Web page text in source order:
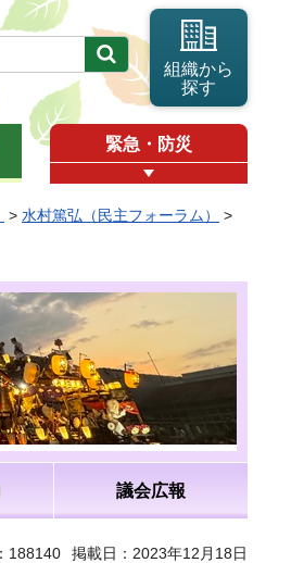
組織から
探す
緊急・防災
> 水村篤弘（民主フォーラム）
>
議会広報
188140 掲載日：2023年12月18日